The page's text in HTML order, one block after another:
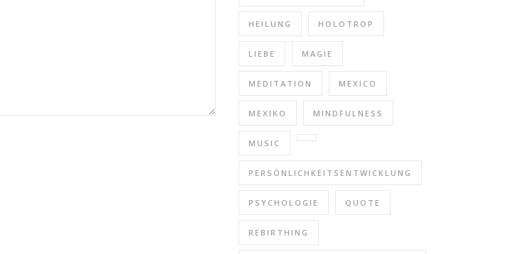
HEILUNG HOLOTROP
LIEBE MAGIE
MEDITATION MEXICO
MEXIKO MINDFULNESS
MUSIC
PERSÖNLICHKEITSENTWICKLUNG
PSYCHOLOGIE QUOTE
REBIRTHING